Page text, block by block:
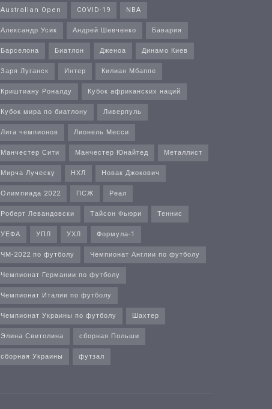
Australian Open COVID-19
NBA
Александр Усик
Андрей Шевченко
Бавария
Барселона
Биатлон Дженоа
Динамо Киев
Заря Луганск
Интер
Килиан Мбаппе
Криштиану Роналду
Кубок африканских наций
Кубок мира по биатлону
Ливерпуль
Лига чемпионов
Лионель Месси
Манчестер Сити
Манчестер Юнайтед
Металлист
Мирча Луческу
НХЛ
Новак Джокович
Олимпиада 2022
ПСЖ
Реал
Роберт Левандовски
Тайсон Фьюри
Теннис
УЕФА
УПЛ УХЛ
Формула-1
ЧМ-2022 по футболу
Чемпионат Англии по футболу
Чемпионат Германии по футболу
Чемпионат Италии по футболу
Чемпионат Украины по футболу
Шахтер
Элина Свитолина
сборная Польши
сборная Украины
футзал